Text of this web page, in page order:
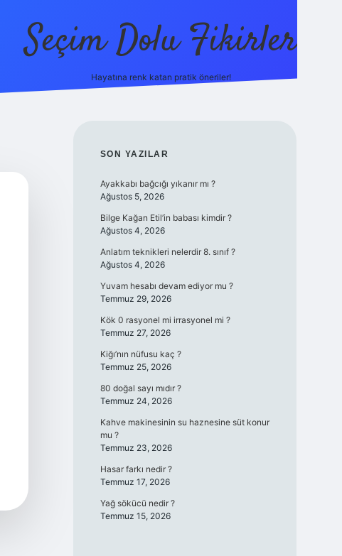
Seçim Dolu Fikirler
Hayatına renk katan pratik öneriler!
SIDEBAR
SON YAZILAR
Ayakkabı bağcığı yıkanır mı ?
Ağustos 5, 2026
Bilge Kağan Etil’in babası kimdir ?
Ağustos 4, 2026
Anlatım teknikleri nelerdir 8. sınıf ?
Ağustos 4, 2026
Yuvam hesabı devam ediyor mu ?
Temmuz 29, 2026
Kök 0 rasyonel mi irrasyonel mi ?
Temmuz 27, 2026
Kiğı’nın nüfusu kaç ?
Temmuz 25, 2026
80 doğal sayı mıdır ?
Temmuz 24, 2026
Kahve makinesinin su haznesine süt konur
mu ?
Temmuz 23, 2026
Hasar farkı nedir ?
Temmuz 17, 2026
Yağ sökücü nedir ?
Temmuz 15, 2026